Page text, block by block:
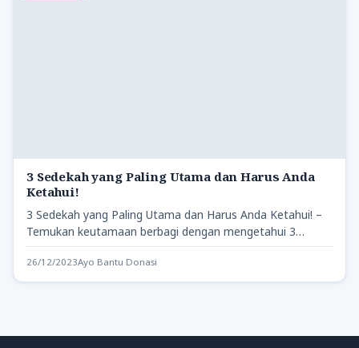
3 Sedekah yang Paling Utama dan Harus Anda
Ketahui!
3 Sedekah yang Paling Utama dan Harus Anda Ketahui! –
Temukan keutamaan berbagi dengan mengetahui 3
sedekah yang…
26/12/2023Ayo Bantu Donasi